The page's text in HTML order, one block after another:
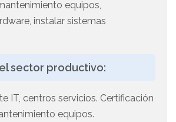
equipos,
instalar sistemas
sector productivo:
IT, centros servicios. Certificación
equipos.